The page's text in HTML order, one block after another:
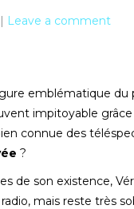
| Leave a comment
emblématique du
impitoyable
connue des
?
de son existence,
mais reste très